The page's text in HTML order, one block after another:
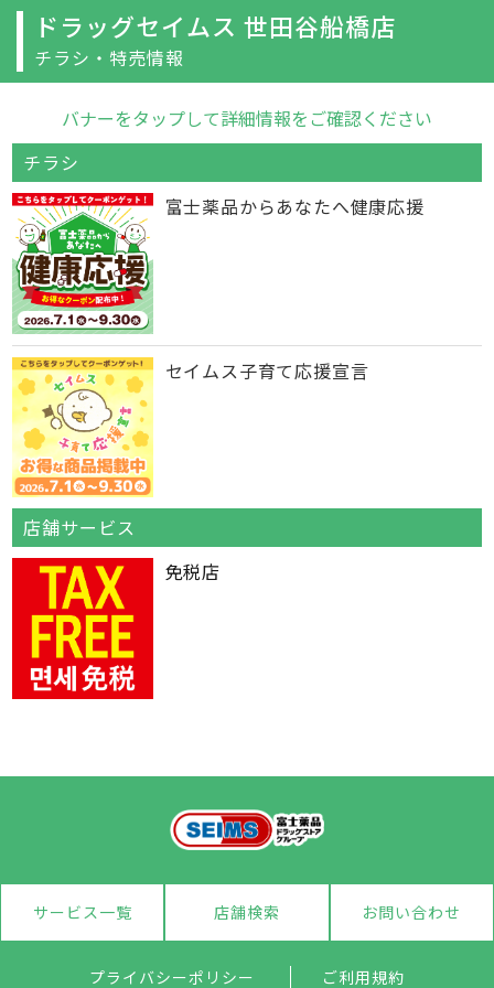
ドラッグセイムス 世田谷船橋店
チラシ・特売情報
バナーをタップして詳細情報をご確認ください
チラシ
富士薬品からあなたへ健康応援
セイムス子育て応援宣言
店舗サービス
免税店
サービス一覧 店舗検索 お問い合わせ
プライバシーポリシー ご利用規約